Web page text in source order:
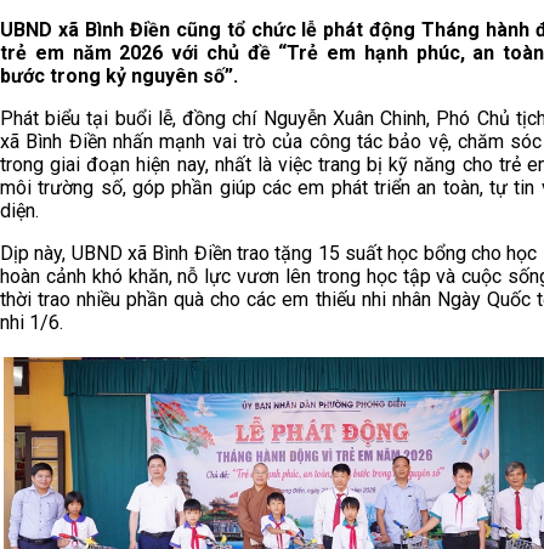
UBND xã Bình Điền cũng tổ chức lễ phát động Tháng hành
trẻ em năm 2026 với chủ đề “Trẻ em hạnh phúc, an
bước trong kỷ nguyên số”.
Phát biểu tại buổi lễ, đồng chí Nguyễn Xuân Chinh, Phó Chủ
xã Bình Điền nhấn mạnh vai trò của công tác bảo vệ, chăm
trong giai đoạn hiện nay, nhất là việc trang bị kỹ năng cho trẻ
môi trường số, góp phần giúp các em phát triển an toàn, tự tin
diện.
Dịp này, UBND xã Bình Điền trao tặng 15 suất học bổng cho học
hoàn cảnh khó khăn, nỗ lực vươn lên trong học tập và cuộc
thời trao nhiều phần quà cho các em thiếu nhi nhân Ngày Quốc
nhi 1/6.